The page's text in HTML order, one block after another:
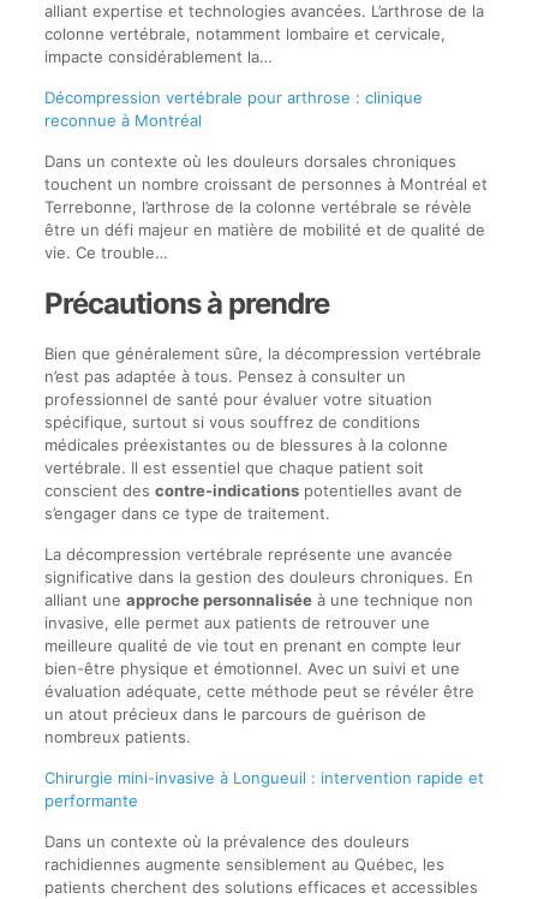
alliant expertise et technologies avancées. L’arthrose de la
colonne vertébrale, notamment lombaire et cervicale,
impacte considérablement la…
Décompression vertébrale pour arthrose : clinique
reconnue à Montréal
Dans un contexte où les douleurs dorsales chroniques
touchent un nombre croissant de personnes à Montréal et
Terrebonne, l’arthrose de la colonne vertébrale se révèle
être un défi majeur en matière de mobilité et de qualité de
vie. Ce trouble…
Précautions à prendre
Bien que généralement sûre, la décompression vertébrale
n’est pas adaptée à tous. Pensez à consulter un
professionnel de santé pour évaluer votre situation
spécifique, surtout si vous souffrez de conditions
médicales préexistantes ou de blessures à la colonne
vertébrale. Il est essentiel que chaque patient soit
conscient des contre-indicationspotentielles avant de
s’engager dans ce type de traitement.
La décompression vertébrale représente une avancée
significative dans la gestion des douleurs chroniques. En
alliant une approche personnaliséeà une technique non
invasive, elle permet aux patients de retrouver une
meilleure qualité de vie tout en prenant en compte leur
bien-être physique et émotionnel. Avec un suivi et une
évaluation adéquate, cette méthode peut se révéler être
un atout précieux dans le parcours de guérison de
nombreux patients.
Chirurgie mini-invasive à Longueuil : intervention rapide et
performante
Dans un contexte où la prévalence des douleurs
rachidiennes augmente sensiblement au Québec, les
patients cherchent des solutions efficaces et accessibles